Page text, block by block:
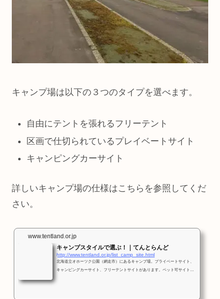
キャンプ場は以下の３つのタイプを選べます。
自由にテントを張れるフリーテント
区画で仕切られているプレイベートサイト
キャンピングカーサイト
詳しいキャンプ場の仕様はこちらを参照してくだ
さい。
www.tentland.or.jp
キャンプスタイルで選ぶ！｜てんとらんど
http://www.tentland.or.jp/list_camp_site.html
北海道立オホーツク公園（網走市）にあるキャンプ場。プライベートサイト、
キャンピングカーサイト、フリーテントサイトがあります。ペット可サイトも